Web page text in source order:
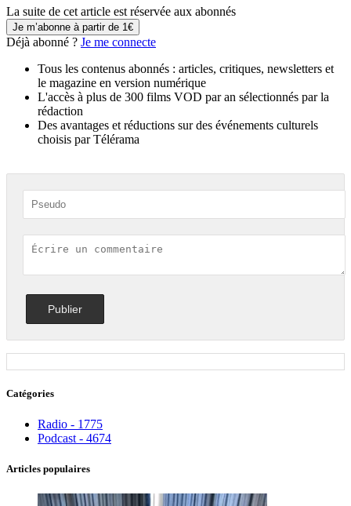
La suite de cet article est réservée aux abonnés
Je m’abonne à partir de 1€
Déjà abonné ? Je me connecte
Tous les contenus abonnés : articles, critiques, newsletters et
le magazine en version numérique
L'accès à plus de 300 films VOD par an sélectionnés par la
rédaction
Des avantages et réductions sur des événements culturels
choisis par Télérama
Catégories
Radio - 1775
Podcast - 4674
Articles populaires